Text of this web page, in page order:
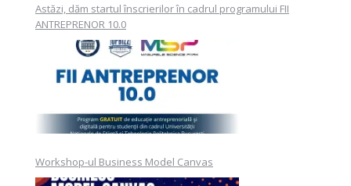
Astăzi, dăm startul înscrierilor în cadrul programului FII
ANTREPRENOR 10.0
Workshop-ul Business Model Canvas